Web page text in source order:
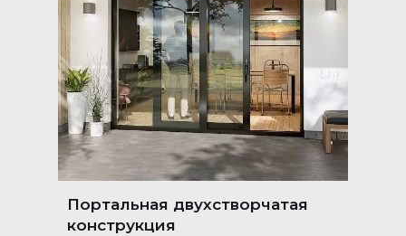
Портальная двухстворчатая
конструкция